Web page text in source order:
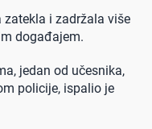
i zadržala više
događajem.
jedan od učesnika,
policije, ispalio je